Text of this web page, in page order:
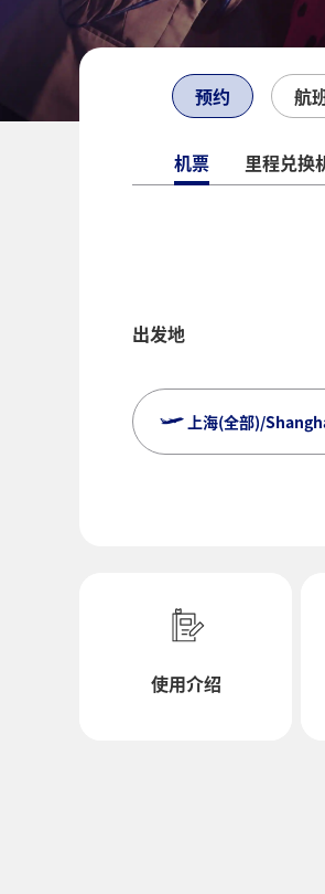
预约 航
机票 里程兑换
出发地
上海(全部)/
去程出发日及时间段
使用介绍